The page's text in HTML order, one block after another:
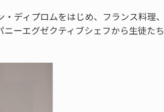
ディプロムをはじめ、フランス料理、
ーエグゼクティブシェフから生徒たち